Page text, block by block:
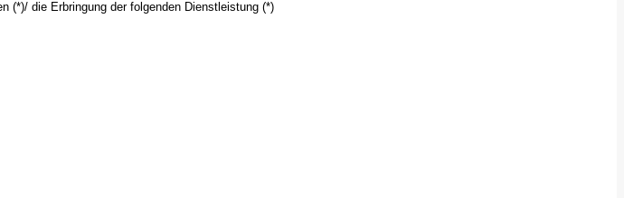
(*)/ die Erbringung der folgenden Dienstleistung (*)